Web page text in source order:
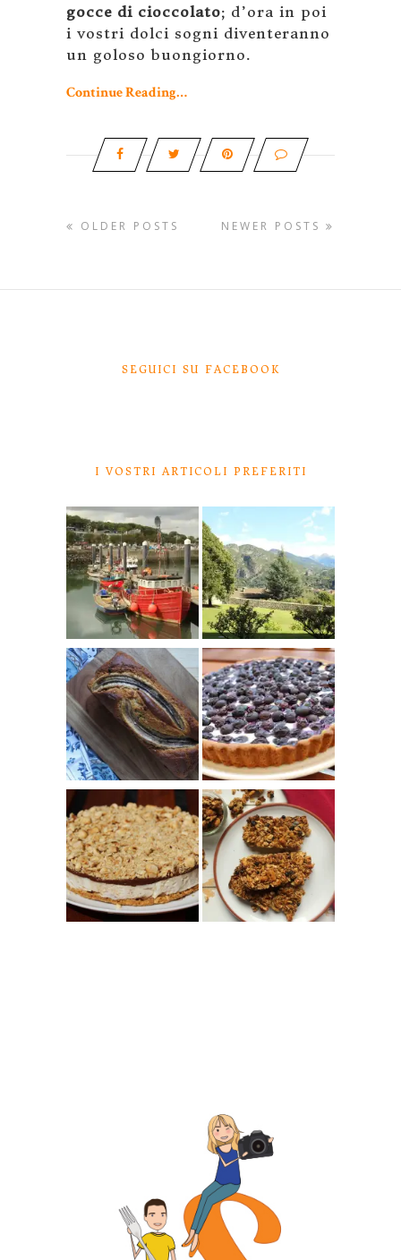
gocce di cioccolato; d’ora in poi
i vostri dolci sogni diventeranno
un goloso buongiorno.
Continue Reading…
OLDER POSTS NEWER POSTS
SEGUICI SU FACEBOOK
I VOSTRI ARTICOLI PREFERITI